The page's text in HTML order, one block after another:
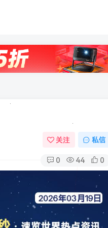
关注 私信
0 44 0